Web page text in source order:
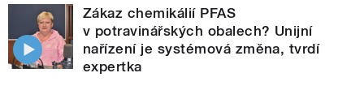
Zákaz chemikálií PFAS
v potravinářských obalech? Unijní
nařízení je systémová změna, tvrdí
expertka